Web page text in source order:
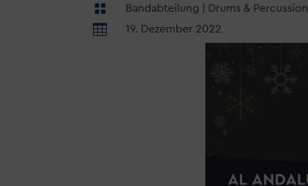
 Bandabteilung Drums & Percussion
 19. Dezember 2022